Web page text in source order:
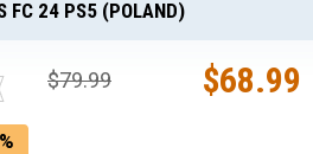
FC 24 PS5 (POLAND)
$68.99
$79.99